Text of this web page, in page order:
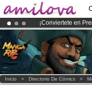
¡Conviertete en
¡El Kickstarter
¡Ya tenemos
Inicio > Directorio De Cómics >